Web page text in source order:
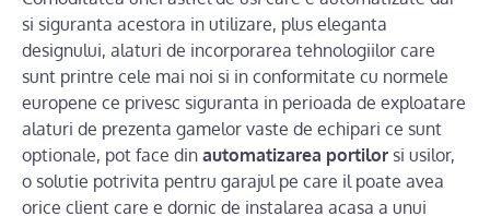
si siguranta acestora in utilizare, plus eleganta
designului, alaturi de incorporarea tehnologiilor care
sunt printre cele mai noi si in conformitate cu normele
europene ce privesc siguranta in perioada de exploatare
alaturi de prezenta gamelor vaste de echipari ce sunt
optionale, pot face din automatizarea portilor si usilor,
o solutie potrivita pentru garajul pe care il poate avea
orice client care e dornic de instalarea acasa a unui